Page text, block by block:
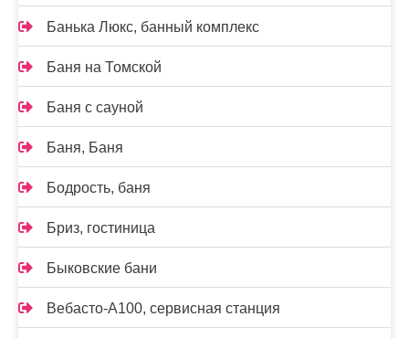
Банька Люкс, банный комплекс
Баня на Томской
Баня с сауной
Баня, Баня
Бодрость, баня
Бриз, гостиница
Быковские бани
Вебасто-А100, сервисная станция